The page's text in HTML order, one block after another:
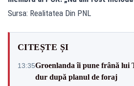
Sursa: Realitatea Din PNL
CITEȘTE ȘI
13:35Groenlanda îi pune frână lui
dur după planul de foraj